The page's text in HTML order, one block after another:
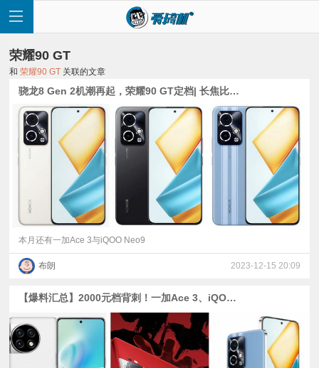
页
评
视
荣耀90 GT
和荣耀90 GT 关联的文章
骁龙8 Gen 2机潮再起，荣耀90 GT定档| 长焦比主摄贵，真我GT5 Pro备件价公布 | K50系列推送澎湃OS开发版
本月还有一加Ace 3与iQOO Neo9
布朗 2023-12-15 20:09
【爆料汇总】2000元档背刺！一加Ace 3、iQOO Neo9、荣耀90 GT将至|nova卫星通信？Find X7有3台？